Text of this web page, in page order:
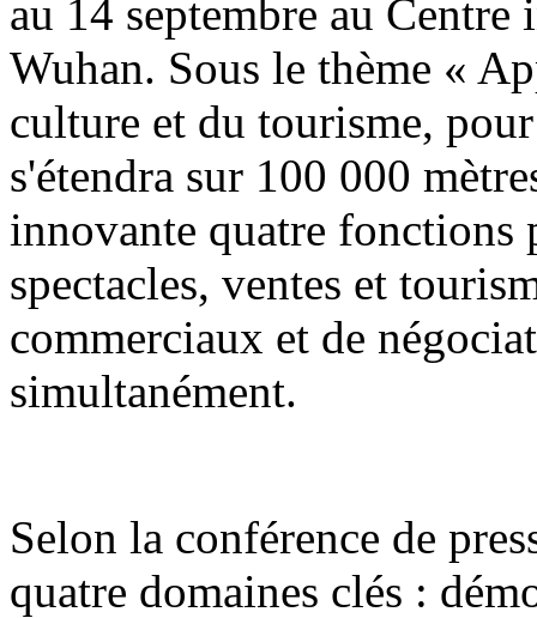
au 14 septembre au
Wuhan. Sous le thème «
culture et du tourisme,
s'étendra sur 100 000
innovante quatre
spectacles, ventes et
commerciaux et de
simultanément.
Selon la conférence de
quatre domaines clés :